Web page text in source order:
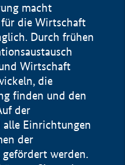
macht
für die Wirtschaft
Durch frühen
Wirtschaft
die
finden und den
der
Einrichtungen
der
werden.